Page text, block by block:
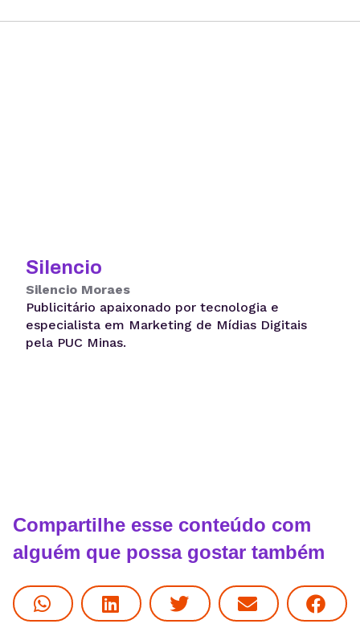
Silencio
Silencio Moraes
Publicitário apaixonado por tecnologia e
especialista em Marketing de Mídias Digitais
pela PUC Minas.
Compartilhe esse conteúdo com
alguém que possa gostar também